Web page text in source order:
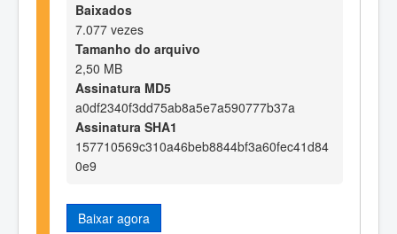
Baixados
7.077 vezes
Tamanho do arquivo
2,50 MB
Assinatura MD5
a0df2340f3dd75ab8a5e7a590777b37a
Assinatura SHA1
157710569c310a46beb8844bf3a60fec41d84
0e9
Baixar agora